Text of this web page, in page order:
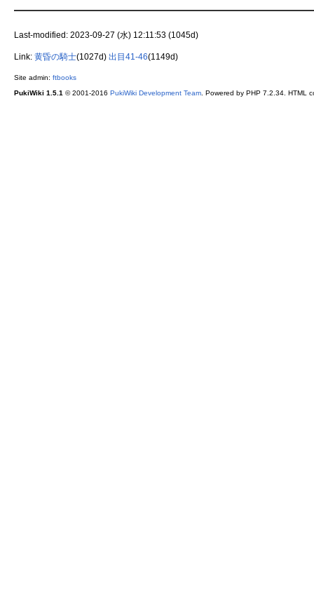
Last-modified: 2023-09-27 (水) 12:11:53 (1045d)
Link: 黄昏の騎士(1027d) 出目41-46(1149d)
Site admin: ftbooks
PukiWiki 1.5.1 © 2001-2016 PukiWiki Development Team. Powered by PHP 7.2.34. HTML